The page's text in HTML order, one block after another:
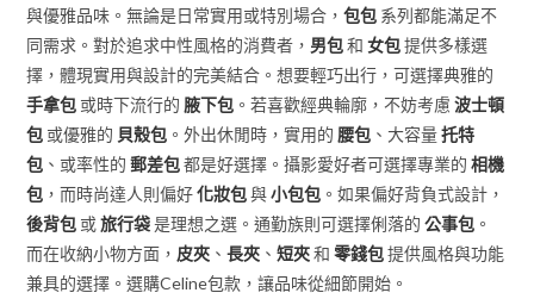
與優雅品味。無論是日常實用或特別場合，包包 系列都能滿足不
同需求。對於追求中性風格的消費者， 男包和女包提供多樣選
擇，體現實用與設計的完美結合。想要輕巧出行，可選擇典雅的
手拿包 或時下流行的 腋下包 。若喜歡經典輪廓，不妨考慮波士頓
包 或優雅的 貝殼包 。外出休閒時，實用的 腰包 、大容量托特
包 、或率性的郵差包都是好選擇。攝影愛好者可選擇專業的相機
包 ，而時尚達人則偏好化妝包與小包包 。如果偏好背負式設計，
後背包 或旅行袋是理想之選。通勤族則可選擇俐落的公事包 。
而在收納小物方面， 皮夾 、長夾 、短夾和零錢包提供風格與功能
兼具的選擇。選購Celine包款，讓品味從細節開始。